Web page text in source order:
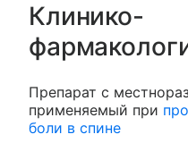
Клинико-
Препарат с
применяемый при
боли в спине